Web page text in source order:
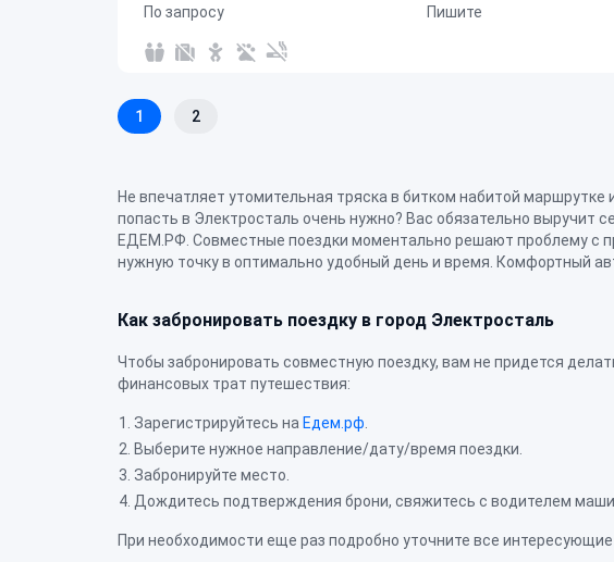
По запросу
Пишите
1 2
Не впечатляет утомительная тряска в битком набитой маршрутке
попасть в Электросталь очень нужно? Вас обязательно выручит
ЕДЕМ.РФ. Совместные поездки моментально решают проблему с
нужную точку в оптимально удобный день и время. Комфортный
душевные попутчики, явный бонус в плане оплаты, которую вы
— теперь междугородняя поездка будет действительно
Как забронировать поездку в город Электросталь
Чтобы забронировать совместную поездку, вам не придется
финансовых трат путешествия:
Зарегистрируйтесь на Едем.рф
Выберите нужное направление/дату/время поездки.
Забронируйте место.
Дождитесь подтверждения брони, свяжитесь с водителем
При необходимости еще раз подробно уточните все